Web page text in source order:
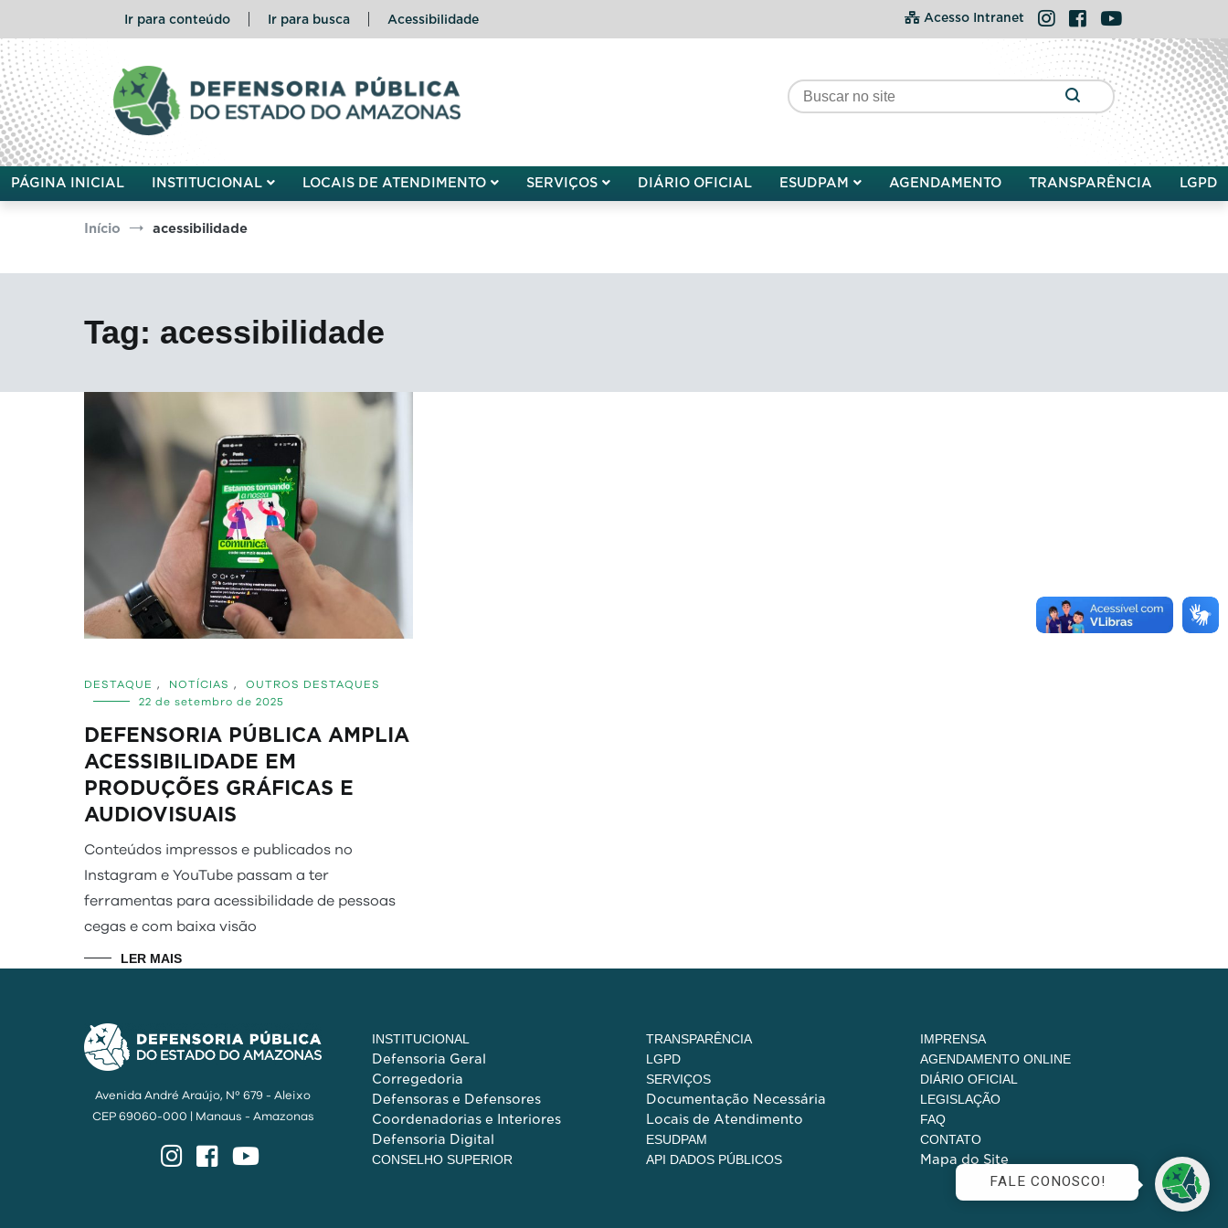
o
conteúdo
Ir para conteúdo Ir para busca Acessibilidade Acesso Intranet Instagram
FacebookYouTube
Defensoria Pública do Estado do Amazonas
PÁGINA INICIAL INSTITUCIONAL LOCAIS DE ATENDIMENTO SERVIÇOS DIÁRIO OFICIAL ESUDPAM AGENDAMENTO TRANSPARÊNCIA LGPD
Início acessibilidade
Tag: acessibilidade
DESTAQUE , NOTÍCIAS ,
OUTROS DESTAQUES
22 de setembro de 2025
DEFENSORIA PÚBLICA AMPLIA
ACESSIBILIDADE EM
PRODUÇÕES GRÁFICAS E
AUDIOVISUAIS
Conteúdos impressos e publicados no
Instagram e YouTube passam a ter
ferramentas para acessibilidade de pessoas
cegas e com baixa visão
LER MAIS
Avenida André Araújo, Nº 679 - Aleixo
CEP 69060-000 | Manaus - Amazonas
InstagramFacebook
INSTITUCIONAL
Defensoria Geral
Corregedoria
Defensoras e Defensores
Coordenadorias e Interiores
Defensoria Digital
CONSELHO SUPERIOR
TRANSPARÊNCIA
LGPD
SERVIÇOS
Documentação Necessária
Locais de Atendimento
ESUDPAM
API DADOS PÚBLICOS
IMPRENSA
AGENDAMENTO ONLINE
DIÁRIO OFICIAL
LEGISLAÇÃO
FAQ
CONTATO
Mapa do Site
FALE CONOSCO!